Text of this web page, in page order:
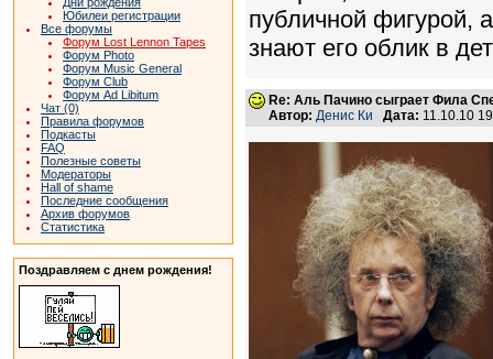
Юбилеи регистрации
Все форумы
Форум Lost Lennon Tapes
Форум Photo
Форум Music General
Форум Club
Форум Ad Libitum
Чат (0)
Правила форумов
Подкасты
FAQ
Полезные советы
Модераторы
Hall of shame
Последние сообщения
Архив форумов
Статистика
Поздравляем с днем рождения!
публичной фигурой,
знают его облик в
Re: Аль Пачино сыграет Фила
Автор: Денис Ки Дата: 11.10.10